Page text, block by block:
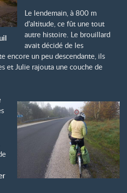
Le lendemain, à 800 m
d’altitude, ce fût une tout
autre histoire. Le brouillard
avait décidé de les
encore un peu descendante, ils
et Julie rajouta une couche de